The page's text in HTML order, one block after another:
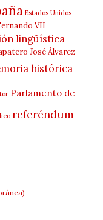
Estados Unidos
VII
lingüística
José Álvarez
histórica
Parlamento de
referéndum